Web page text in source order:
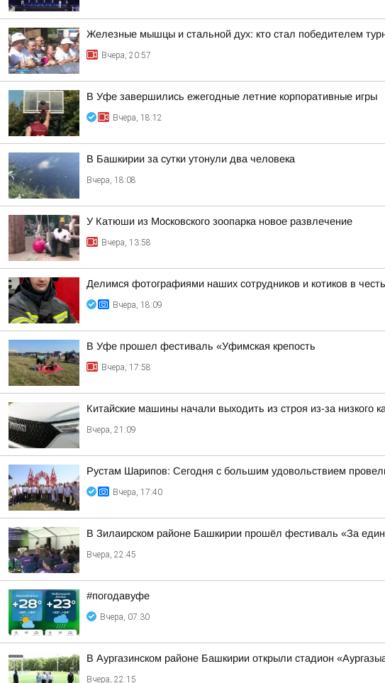
Железные мышцы и стальной дух: кто стал победителем
Вчера, 20:57
В Уфе завершились ежегодные летние корпоративные игры
Вчера, 18:12
В Башкирии за сутки утонули два человека
Вчера, 18:08
У Катюши из Московского зоопарка новое развлечение
Вчера, 13:58
Делимся фотографиями наших сотрудников и котиков в
Вчера, 18:09
В Уфе прошел фестиваль «Уфимская крепость
Вчера, 17:58
Китайские машины начали выходить из строя из-за низкого
Вчера, 21:09
Рустам Шарипов: Сегодня с большим удовольствием
Вчера, 17:40
В Зилаирском районе Башкирии прошёл фестиваль «За
Вчера, 22:45
#погодавуфе
Вчера, 07:30
В Аургазинском районе Башкирии открыли стадион
Вчера, 22:15